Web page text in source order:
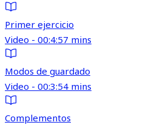
Primer ejercicio
Video - 00:4:57 mins
Modos de guardado
Video - 00:3:54 mins
Complementos